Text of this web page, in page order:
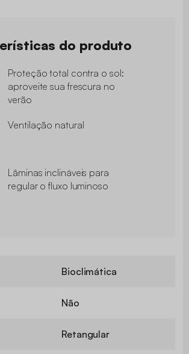
do produto
Proteção total contra o sol:
aproveite sua frescura no
verão
Ventilação natural
Lâminas inclináveis para
regular o fluxo luminoso
Bioclimática
Não
Retangular